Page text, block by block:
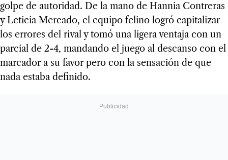
golpe de autoridad. De la mano de Hannia Contreras
y Leticia Mercado, el equipo felino logró capitalizar
los errores del rival y tomó una ligera ventaja con un
parcial de 2-4, mandando el juego al descanso con el
marcador a su favor pero con la sensación de que
nada estaba definido.